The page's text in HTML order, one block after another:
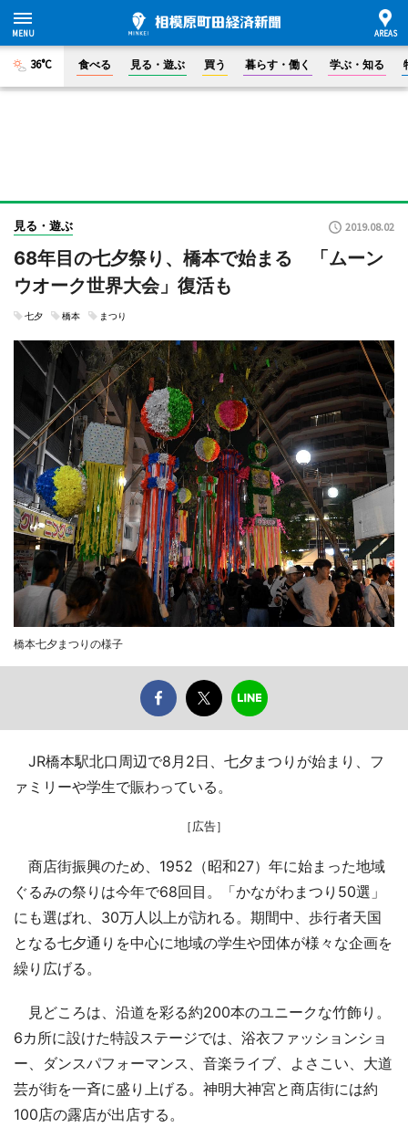
36°C 食べる 見る・遊ぶ 買う 暮らす・働く 学ぶ・知る
見る・遊ぶ 2019.08.02
68年目の七夕祭り、橋本で始まる 「ムーン
ウオーク世界大会」復活も
七夕 橋本 まつり
橋本七夕まつりの様子
JR橋本駅北口周辺で8月2日、七夕まつりが始まり、フ
ァミリーや学生で賑わっている。
［広告］
商店街振興のため、1952（昭和27）年に始まった地域
ぐるみの祭りは今年で68回目。「かながわまつり50選」
にも選ばれ、30万人以上が訪れる。期間中、歩行者天国
となる七夕通りを中心に地域の学生や団体が様々な企画を
繰り広げる。
見どころは、沿道を彩る約200本のユニークな竹飾り。
6カ所に設けた特設ステージでは、浴衣ファッションショ
ー、ダンスパフォーマンス、音楽ライブ、よさこい、大道
芸が街を一斉に盛り上げる。神明大神宮と商店街には約
100店の露店が出店する。